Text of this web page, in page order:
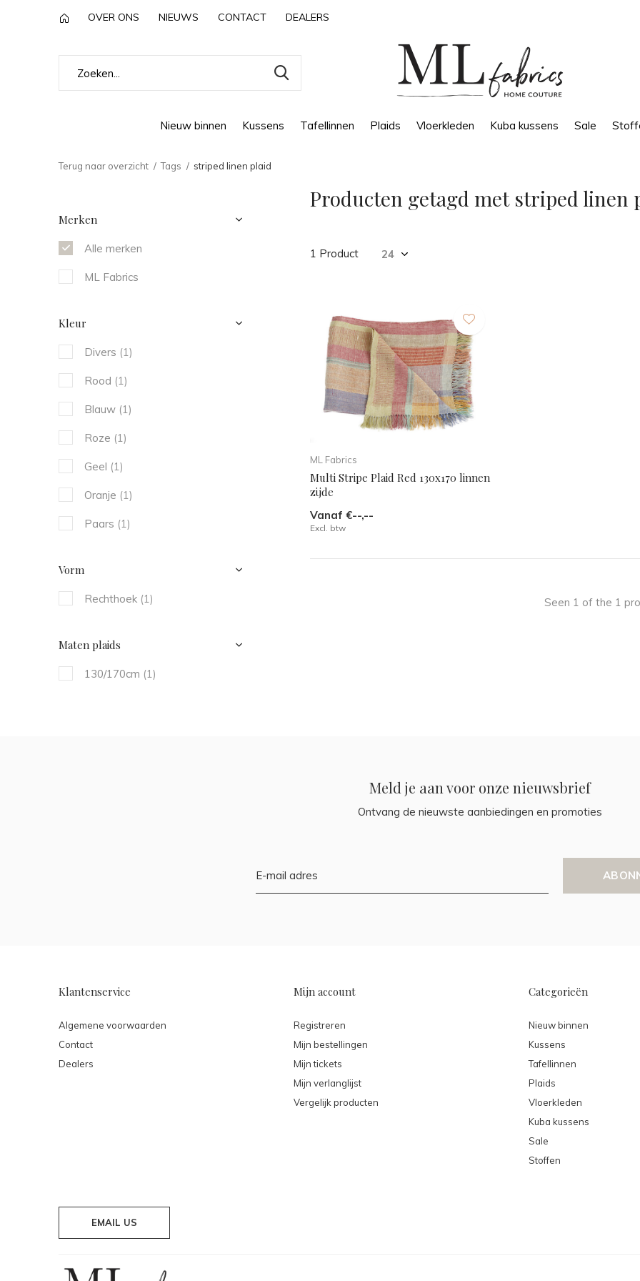
Nieuw binnen Kussens Tafellinnen Plaids Vloerkleden Kuba kussens Sale
OVER ONS NIEUWS CONTACT DEALERS
Terug naar overzicht Tags striped linen plaid
Producten getagd met striped linen
1 Product
ML Fabrics
Multi Stripe Plaid Red 130x170 linnen
zijde
Vanaf €--,--
Excl. btw
Seen 1 of the 1
Merken
Alle merken
ML Fabrics
Kleur
Divers (1)
Rood (1)
Blauw (1)
Roze (1)
Geel (1)
Oranje (1)
Paars (1)
Vorm
Rechthoek (1)
Maten plaids
130/170cm (1)
Meld je aan voor onze nieuwsbrief
Ontvang de nieuwste aanbiedingen en promoties
Klantenservice
Algemene voorwaarden
Contact
Dealers
Mijn account
Registreren
Mijn bestellingen
Mijn tickets
Mijn verlanglijst
Vergelijk producten
Categorieën
Nieuw binnen
Kussens
Tafellinnen
Plaids
Vloerkleden
Kuba kussens
Sale
Stoffen
EMAIL US